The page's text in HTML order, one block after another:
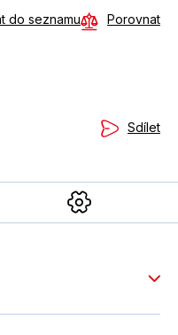
do seznamu Porovnat
Sdílet